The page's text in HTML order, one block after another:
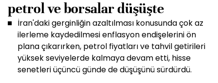
petrol ve borsalar düşüşte
İran'daki gerginliğin azaltılması konusunda çok az
ilerleme kaydedilmesi enflasyon endişelerini ön
plana çıkarırken, petrol fiyatları ve tahvil getirileri
yüksek seviyelerde kalmaya devam etti, hisse
senetleri üçüncü günde de düşüşünü sürdürdü.